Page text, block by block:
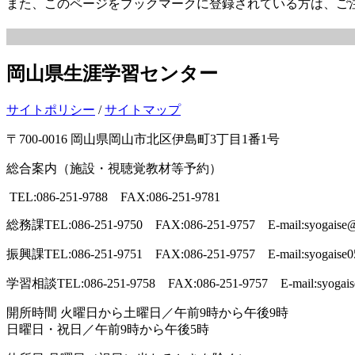
また、このページをブックマークに登録されている方は、ご
岡山県生涯学習センター
サイトポリシー /サイトマップ
〒700-0016 岡山県岡山市北区伊島町3丁目1番1号
総合案内（施設・視聴覚教材等予約）
TEL:086-251-9788 FAX:086-251-9781
総務課TEL:086-251-9750 FAX:086-251-9757 E-
振興課TEL:086-251-9751 FAX:086-251-9757 E-
学習相談TEL:086-251-9758 FAX:086-251-9757 E-
開所時間 火曜日から土曜日／午前9時から午後9時
日曜日・祝日／午前9時から午後5時